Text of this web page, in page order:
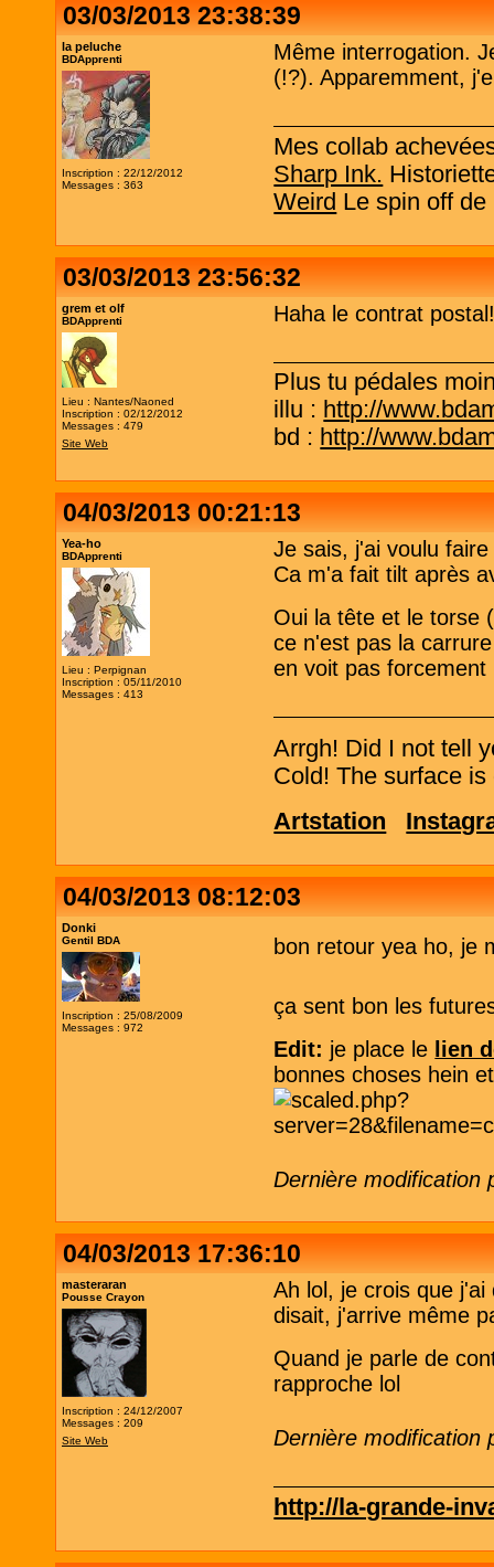
03/03/2013 23:38:39
la peluche
BDApprenti
Inscription : 22/12/2012
Messages : 363
Même interrogation.
(!?). Apparemment,
Mes collab
Sharp Ink.
Weird Le spin off
03/03/2013 23:56:32
grem et olf
BDApprenti
Lieu : Nantes/Naoned
Inscription : 02/12/2012
Messages : 479
Site Web
Haha le contrat
Plus tu pédales
illu : http://
bd : http://
04/03/2013 00:21:13
Yea-ho
BDApprenti
Lieu : Perpignan
Inscription : 05/11/2010
Messages : 413
Je sais, j'ai voulu
Ca m'a fait tilt après
Oui la tête et le torse
ce n'est pas la
en voit pas
Arrgh! Did I not tell
Cold! The surface
Artstation
04/03/2013 08:12:03
Donki
Gentil BDA
Inscription : 25/08/2009
Messages : 972
bon retour yea ho, je
ça sent bon les
Edit: je place le lien
bonnes choses hein
Dernière modification
04/03/2013 17:36:10
masteraran
Pousse Crayon
Inscription : 24/12/2007
Messages : 209
Site Web
Ah lol, je crois que
disait, j'arrive même
Quand je parle de
rapproche lol
Dernière modification
http://la-grande-